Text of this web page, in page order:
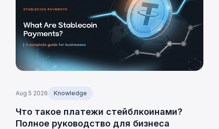
Aug 5 2026 Knowledge
Что такое платежи стейблкоинами?
Полное руководство для бизнеса